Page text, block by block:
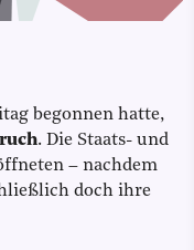
begonnen hatte,
. Die Staats- und
– nachdem
doch ihre